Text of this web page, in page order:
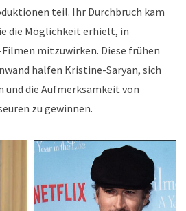
teil. Ihr Durchbruch kam
die Möglichkeit erhielt, in
mitzuwirken. Diese frühen
halfen Kristine-Saryan, sich
und die Aufmerksamkeit von
zu gewinnen.